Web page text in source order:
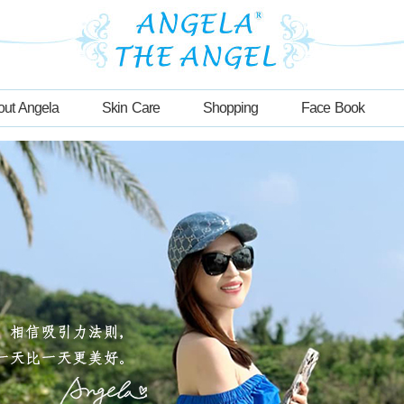
Angela Skin Care Shopping Face Book